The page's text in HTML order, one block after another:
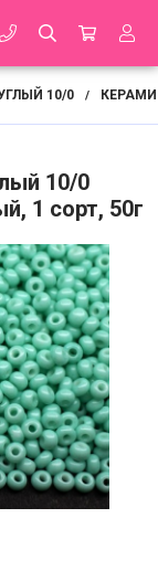
10/0 /
10/0
1 сорт, 50г